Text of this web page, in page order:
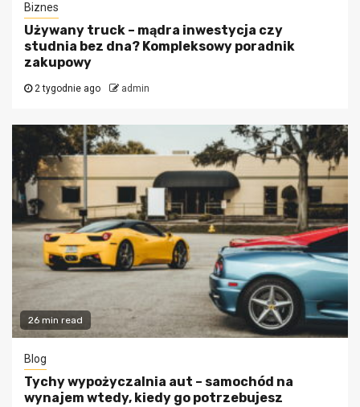
Biznes
Używany truck – mądra inwestycja czy
studnia bez dna? Kompleksowy poradnik
zakupowy
2 tygodnie ago admin
26 min read
Blog
Tychy wypożyczalnia aut – samochód na
wynajem wtedy, kiedy go potrzebujesz